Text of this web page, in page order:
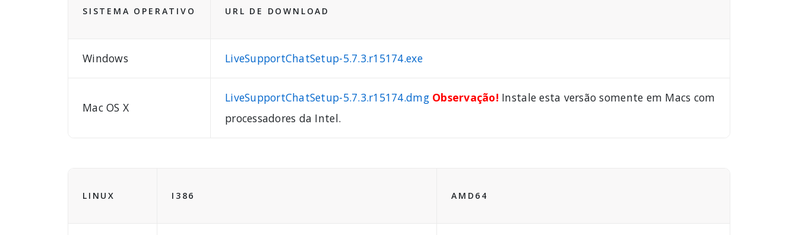
SISTEMA OPERATIVO URL DE DOWNLOAD
Windows LiveSupportChatSetup-5.7.3.r15174.exe
Mac OS X
LiveSupportChatSetup-5.7.3.r15174.dmg Observação! Instale esta versão somente em Macs com
processadores da Intel.
LINUX I386 AMD64